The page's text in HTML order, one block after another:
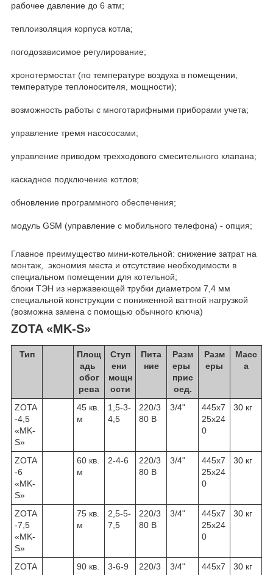
рабочее давление до 6 атм;
теплоизоляция корпуса котла;
погодозависимое регулирование;
хронотермостат (по температуре воздуха в помещении,
температуре теплоносителя, мощности);
возможность работы с многотарифными приборами учета;
управление тремя насососами;
управление приводом трехходового смесительного клапана;
каскадное подключение котлов;
обновление программного обеспечения;
модуль GSM (управление с мобильного телефона) - опция;
Главное преимущество мини-котельной: снижение затрат на
монтаж, экономия места и отсутствие необходимости в
специальном помещении для котельной;
блоки ТЭН из нержавеющей трубки диаметром 7,4 мм
специальной конструкции с пониженной ваттной нагрузкой
(возможна замена с помощью обычного ключа)
ZOTA «MK-S»
Тип
Площ
адь
обог
рева
Cтуп
ени
мощн
ости
Пита
ние
Разм
еры
прис
оед.
Разм
еры
Масс
а
ZOTA
-4,5
«MK-
S»
45 кв.
м
1,5-3-
4,5
220/3
80 В
3/4"
445х7
25х24
0
30 кг
ZOTA
-6
«MK-
S»
60 кв.
м
2-4-6
220/3
80 В
3/4"
445х7
25х24
0
30 кг
ZOTA
-7,5
«MK-
S»
75 кв.
м
2,5-5-
7,5
220/3
80 В
3/4"
445х7
25х24
0
30 кг
ZOTA
90 кв.
3-6-9
220/3
3/4"
445х7
30 кг